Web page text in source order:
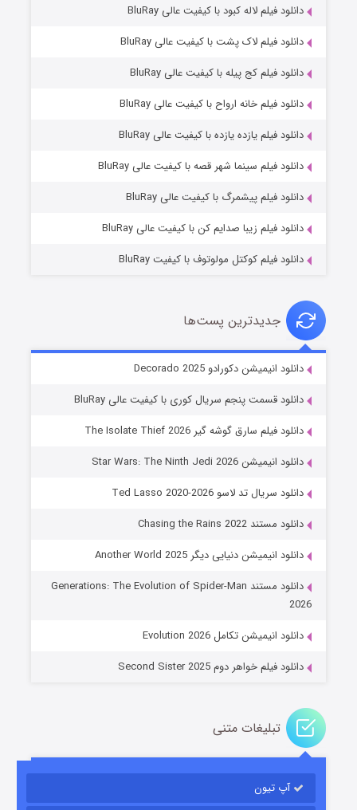
خاندان اژدها فصل ۳
جادوگری در مغولستان
قسمت۱۴ (زیرنویس) منتشر شد
باب اسفنجی فصل ۱۷
قسمت۶ (زیرنویس) منتشر شد
دانلود فیلم لاله کبود با کیفیت عالی BluRay
دانلود فیلم لاک پشت با کیفیت عالی BluRay
دانلود فیلم کج‌ پیله با کیفیت عالی BluRay
دانلود فیلم خانه ارواح با کیفیت عالی BluRay
دانلود فیلم یازده یازده با کیفیت عالی BluRay
دانلود فیلم سینما شهر قصه با کیفیت عالی BluRay
دانلود فیلم پیشمرگ با کیفیت عالی BluRay
دانلود فیلم زیبا صدایم کن با کیفیت عالی BluRay
دانلود فیلم کوکتل مولوتوف با کیفیت BluRay
جدیدترین پست‌ها
دانلود انیمیشن دکورادو Decorado 2025
دانلود قسمت پنجم سریال کوری با کیفیت عالی BluRay
دانلود فیلم سارق گوشه گیر The Isolate Thief 2026
دانلود انیمیشن Star Wars: The Ninth Jedi 2026
دانلود سریال تد لاسو Ted Lasso 2020-2026
دانلود مستند Chasing the Rains 2022
دانلود انیمیشن دنیایی دیگر Another World 2025
دانلود مستند Generations: The Evolution of Spider-Man
2026
دانلود انیمیشن تکامل Evolution 2026
دانلود فیلم خواهر دوم Second Sister 2025
تبلیغات متنی
آپ تیون